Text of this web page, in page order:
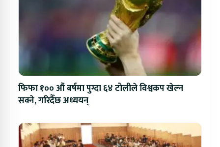
फिफा १०० औं बर्षमा पुग्दा ६४ टोलीले विश्वकप खेल्न
सक्ने, गरिदैँछ अध्ययन्